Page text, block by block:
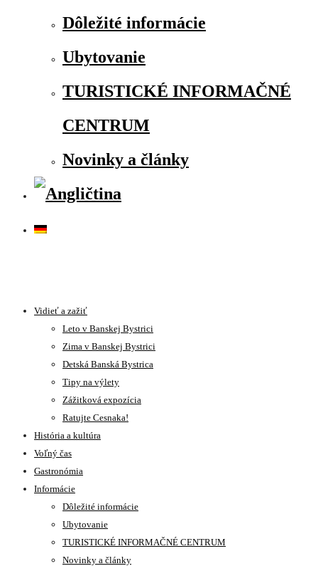
Dôležité informácie
Ubytovanie
TURISTICKÉ INFORMAČNÉ
CENTRUM
Novinky a články
Vidieť a zažiť
Leto v Banskej Bystrici
Zima v Banskej Bystrici
Detská Banská Bystrica
Tipy na výlety
Zážitková expozícia
Ratujte Cesnaka!
História a kultúra
Voľný čas
Gastronómia
Informácie
Dôležité informácie
Ubytovanie
TURISTICKÉ INFORMAČNÉ CENTRUM
Novinky a články